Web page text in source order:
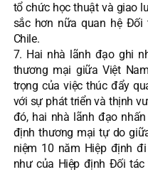
tổ chức học thuật và giao
sắc hơn nữa quan hệ Đối
Chile.
7. Hai nhà lãnh đạo ghi
thương mại giữa Việt
trọng của việc thúc đẩy
với sự phát triển và thịnh
đó, hai nhà lãnh đạo
định thương mại tự do
niệm 10 năm Hiệp định
như của Hiệp định Đối